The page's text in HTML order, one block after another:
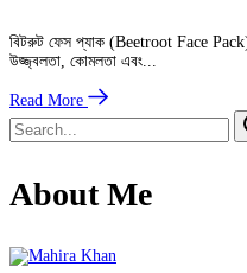
বিটরুট ফেস প্যাক (Beetroot Face
উজ্জ্বলতা, কোমলতা এবং...
Read More
About Me